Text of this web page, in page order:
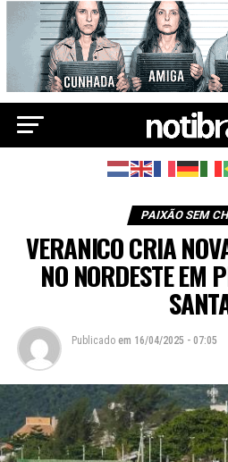
PAIXÃO SEM
VERANICO CRIA
NO NORDESTE EM
Publicado em 16/04/2025 - 07:05